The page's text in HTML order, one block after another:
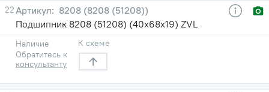
22
8208 (8208 (51208))
Подшипник 8208 (51208) (40х68х19) ZVL
Наличие
Обратитесь к
консультанту
К схеме